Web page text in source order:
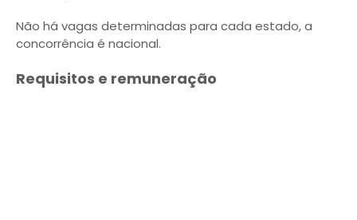
Não há vagas determinadas para cada estado, a
concorrência é nacional.
Requisitos e remuneração